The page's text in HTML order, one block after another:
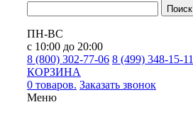
Поиск
ПН-ВС
с 10:00 до 20:00
8 (800) 302-77-06 8 (499) 348-15-11
КОРЗИНА
0 товаров. Заказать звонок
Меню